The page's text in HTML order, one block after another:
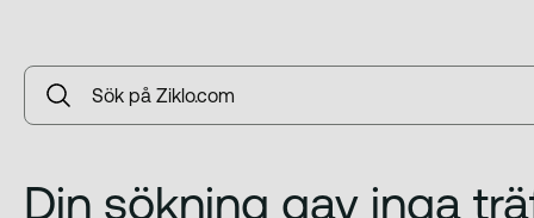
Din sökning gav inga